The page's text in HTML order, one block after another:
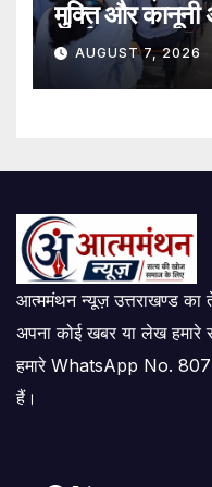
मुक्ति और कानूनी
कार्यक्रम
AUGUST 7, 2026
आत्ममंथन न्यूज़ उत्तराखण्ड का
अपना कोई खबर या लेख हमारे
हमारे WhatsApp No.
हैं।